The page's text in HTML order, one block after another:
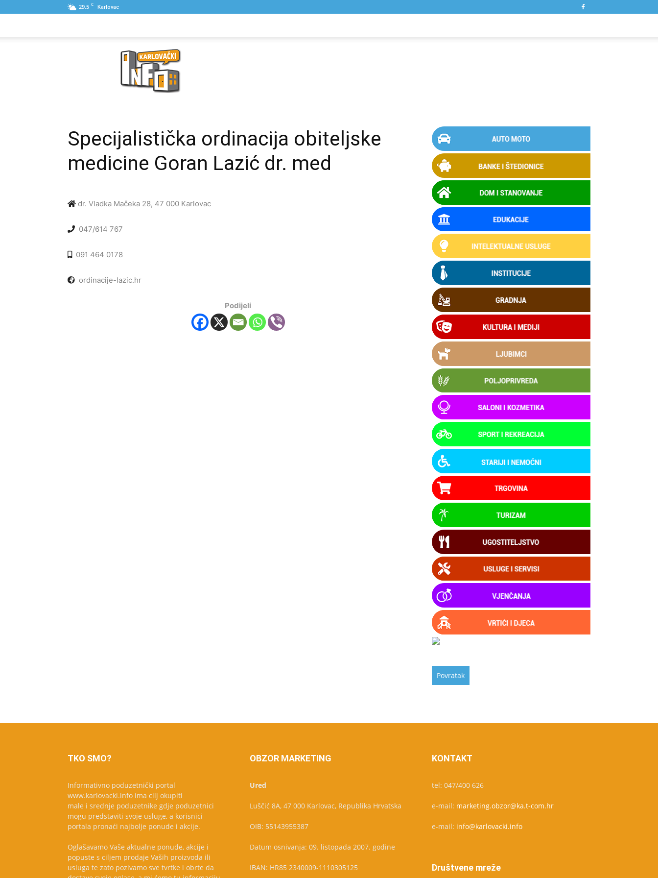
29.5 C Karlovac
Karlovački
Specijalistička ordinacija obiteljske
medicine Goran Lazić dr. med
dr. Vladka Mačeka 28, 47 000 Karlovac
047/614 767
091 464 0178
ordinacije-lazic.hr
Podijeli
TKO SMO?
Informativno poduzetnički portal
www.karlovacki.info ima cilj okupiti
male i srednje poduzetnike gdje poduzetnici
mogu predstaviti svoje usluge, a korisnici
portala pronaći najbolje ponude i akcije.
Oglašavamo Vaše aktualne ponude, akcije i
popuste s ciljem prodaje Vaših proizvoda ili
usluga te zato pozivamo sve tvrtke i obrte da
OBZOR MARKETING
Ured
Luščić 8A, 47 000 Karlovac, Republika Hrvatska
OIB: 55143955387
Datum osnivanja: 09. listopada 2007. godine
IBAN: HR85 2340009-1110305125
KONTAKT
tel: 047/400 626
e-mail: marketing.obzor@ka.t-com.hr
e-mail: info@karlovacki.info
Društvene mreže